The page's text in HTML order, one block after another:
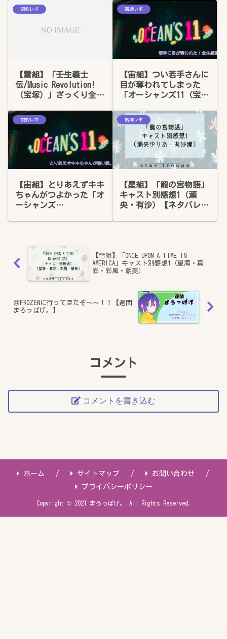
想
あり）
観劇レポ
【雪組】「壬生義士
伝/Music Revolution!
（宝塚）」ざっくり全体
でした
観劇レポ
【宙組】つい若手さんに
目が奪われてしまった
「オーシャンズ11（宝
の感想
観劇レポ
【宙組】とりあえずキキ
ちゃんがつよかった「オ
ーシャンズ
観劇レポ
【星組】「龍の宮物語」
キャスト別感想1（瀬
央・有沙）【ネタバレあ
【雪組】「ONCE UPON A TIME IN
AMERICA」キャスト別感想1（望海・真
彩・彩風・朝美）
＠FROZENに行ってきたぞ～～！！【週間
まろっぱげ。】
コメント
コメントを書き込む
ホーム サイトマップ
お問い合わせ
プライバシーポリシー
Copyright © 2021 まろっぱげ。 All Rights Reserved.